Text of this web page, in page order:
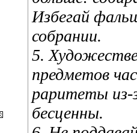
Избегай
собрании.
5.
предметов
раритеты из-
бесценны.